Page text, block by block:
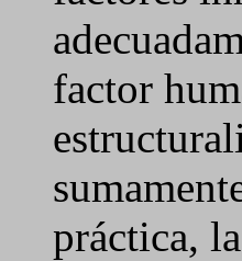
factor
práctica,